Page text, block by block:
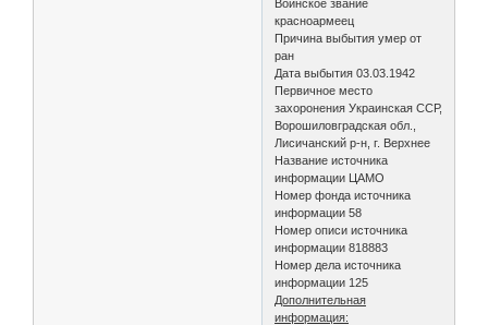
Воинское звание
красноармеец
Причина выбытия умер от
ран
Дата выбытия 03.03.1942
Первичное место
захоронения Украинская ССР,
Ворошиловградская обл.,
Лисичанский р-н, г. Верхнее
Название источника
информации ЦАМО
Номер фонда источника
информации 58
Номер описи источника
информации 818883
Номер дела источника
информации 125
Дополнительная
информация: